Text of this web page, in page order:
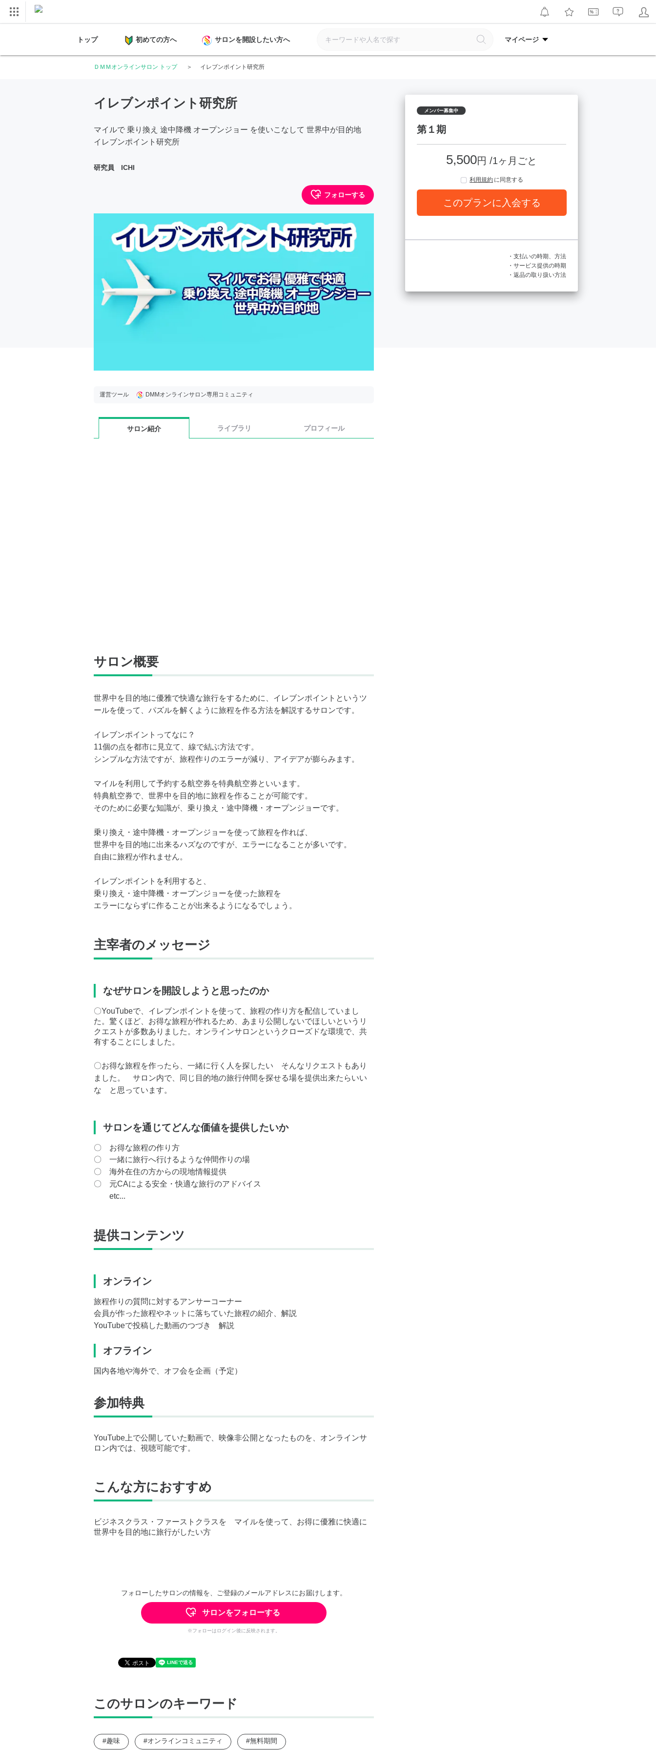
トップ 初めての方へ サロンを開設したい方へ マイページ
ＤＭＭオンラインサロン トップ イレブンポイント研究所
イレブンポイント研究所
マイルで 乗り換え 途中降機 オープンジョー を使いこなして 世界中が目的地
イレブンポイント研究所
研究員 ICHI
フォローする
運営ツール DMMオンラインサロン専用コミュニティ
サロン紹介 ライブラリ プロフィール
サロン概要
世界中を目的地に優雅で快適な旅行をするために、イレブンポイントというツ
ールを使って、パズルを解くように旅程を作る方法を解説するサロンです。
イレブンポイントってなに？
11個の点を都市に見立て、線で結ぶ方法です。
シンプルな方法ですが、旅程作りのエラーが減り、アイデアが膨らみます。
マイルを利用して予約する航空券を特典航空券といいます。
特典航空券で、世界中を目的地に旅程を作ることが可能です。
そのために必要な知識が、乗り換え・途中降機・オープンジョーです。
乗り換え・途中降機・オープンジョーを使って旅程を作れば、
世界中を目的地に出来るハズなのですが、エラーになることが多いです。
自由に旅程が作れません。
イレブンポイントを利用すると、
乗り換え・途中降機・オープンジョーを使った旅程を
エラーにならずに作ることが出来るようになるでしょう。
主宰者のメッセージ
なぜサロンを開設しようと思ったのか
〇YouTubeで、イレブンポイントを使って、旅程の作り方を配信していまし
た。驚くほど、お得な旅程が作れるため、あまり公開しないでほしいというリ
クエストが多数ありました。オンラインサロンというクローズドな環境で、共
有することにしました。
〇お得な旅程を作ったら、一緒に行く人を探したい そんなリクエストもあり
ました。 サロン内で、同じ目的地の旅行仲間を探せる場を提供出来たらいい
な と思っています。
サロンを通じてどんな価値を提供したいか
〇 お得な旅程の作り方
〇 一緒に旅行へ行けるような仲間作りの場
〇 海外在住の方からの現地情報提供
〇 元CAによる安全・快適な旅行のアドバイス
etc...
提供コンテンツ
オンライン
旅程作りの質問に対するアンサーコーナー
会員が作った旅程やネットに落ちていた旅程の紹介、解説
YouTubeで投稿した動画のつづき 解説
オフライン
国内各地や海外で、オフ会を企画（予定）
参加特典
YouTube上で公開していた動画で、映像非公開となったものを、オンラインサ
ロン内では、視聴可能です。
こんな方におすすめ
ビジネスクラス・ファーストクラスを マイルを使って、お得に優雅に快適に
世界中を目的地に旅行がしたい方
フォローしたサロンの情報を、ご登録のメールアドレスにお届けします。
サロンをフォローする
※フォローはログイン後に反映されます。
このサロンのキーワード
#趣味 #オンラインコミュニティ #無料期間
メンバー募集中
第１期
5,500円 /1ヶ月ごと
利用規約 に同意する
このプランに入会する
・支払いの時期、方法
・サービス提供の時期
・返品の取り扱い方法